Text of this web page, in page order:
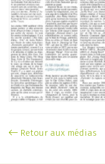
Retour aux médias